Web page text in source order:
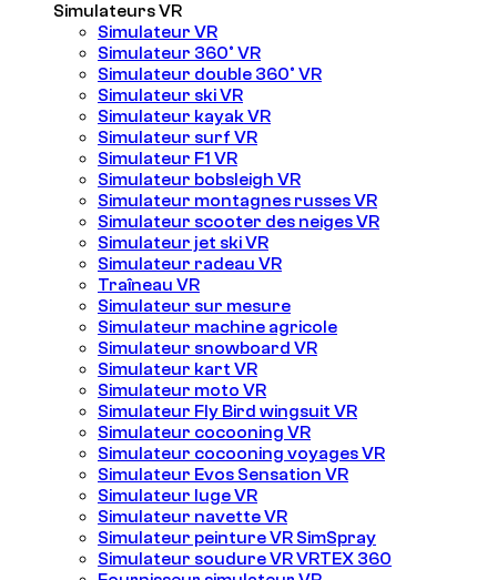
Simulateurs VR
Simulateur VR
Simulateur 360° VR
Simulateur double 360° VR
Simulateur ski VR
Simulateur kayak VR
Simulateur surf VR
Simulateur F1 VR
Simulateur bobsleigh VR
Simulateur montagnes russes VR
Simulateur scooter des neiges VR
Simulateur jet ski VR
Simulateur radeau VR
Traîneau VR
Simulateur sur mesure
Simulateur machine agricole
Simulateur snowboard VR
Simulateur kart VR
Simulateur moto VR
Simulateur Fly Bird wingsuit VR
Simulateur cocooning VR
Simulateur cocooning voyages VR
Simulateur Evos Sensation VR
Simulateur luge VR
Simulateur navette VR
Simulateur peinture VR SimSpray
Simulateur soudure VR VRTEX 360